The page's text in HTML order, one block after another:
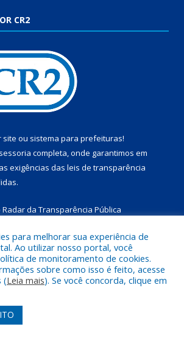
CR2
site ou sistema para prefeituras!
completa, onde garantimos em
exigências das leis de transparência
Radar da Transparência Pública
reservados a Prefeitura Municipal de
Marapanim.
Área Administrativa
para melhorar sua experiência de
Ao utilizar nosso portal, você
de monitoramento de cookies.
sobre como isso é feito, acesse
(Leia mais). Se você concorda, clique em